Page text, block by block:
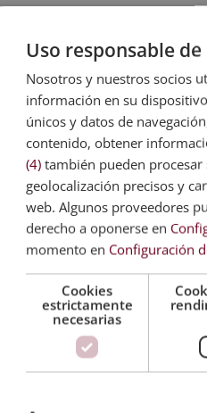
esta área suelen contar con
el comportamiento de
en los que se ubican
y ventas
investigación
comunicación
tiene como
Uso responsable
Nosotros y nuestros socios
información en su
únicos y datos de
contenido, obtener
(4) también pueden
geolocalización precisos y
web. Algunos proveedores
derecho a oponerse en
momento en Configuración
Cookies
estrictamente
necesarias